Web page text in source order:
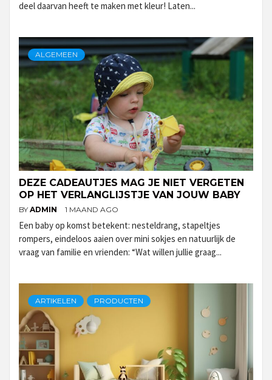
deel daarvan heeft te maken met kleur! Laten...
ALGEMEEN
DEZE CADEAUTJES MAG JE NIET VERGETEN
OP HET VERLANGLIJSTJE VAN JOUW BABY
BY ADMIN 1 MAAND AGO
Een baby op komst betekent: nesteldrang, stapeltjes
rompers, eindeloos aaien over mini sokjes en natuurlijk de
vraag van familie en vrienden: “Wat willen jullie graag...
ARTIKELEN PRODUCTEN